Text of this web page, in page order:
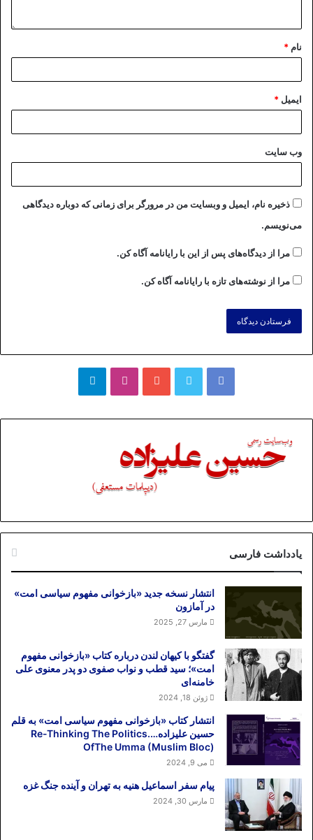
نام *
ایمیل *
وب‌ سایت
ذخیره نام، ایمیل و وبسایت من در مرورگر برای زمانی که دوباره دیدگاهی
می‌نویسم.
مرا از دیدگاه‌های پس از این با رایانامه آگاه کن.
مرا از نوشته‌های تازه با رایانامه آگاه کن.
فیسبوک یوتیوب اینستاگرام
یادداشت فارسی
انتشار نسخه جدید «بازخوانی مفهوم سیاسی امت»
در آمازون
مارس 27, 2025
گفتگو با کیهان لندن درباره کتاب «بازخوانی مفهوم
امت»؛ سید قطب و نواب صفوی دو پدر معنوی علی
خامنه‌ای
ژوئن 18, 2024
انتشار کتاب «بازخوانی مفهوم سیاسی امت» به قلم
حسین علیزاده….Re-Thinking The Politics
OfThe Umma (Muslim Bloc)
می 9, 2024
پیام سفر اسماعیل هنیه به تهران و آینده جنگ غزه
مارس 30, 2024